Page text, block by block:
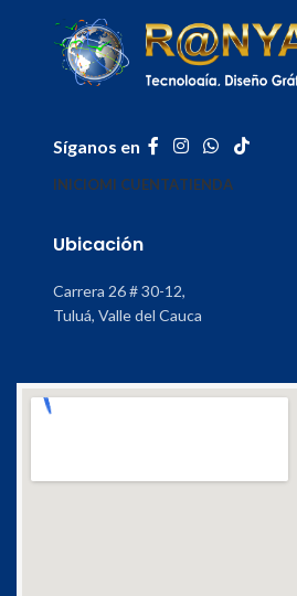
Síganos en
INICIOMI CUENTATIENDA
Ubicación
Carrera 26 # 30-12,
Tuluá, Valle del Cauca